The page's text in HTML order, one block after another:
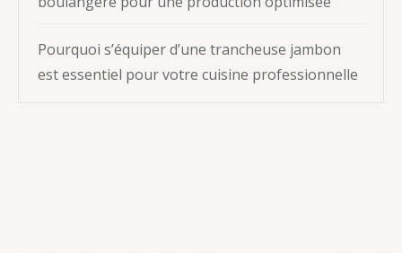
Pourquoi s’équiper d’une trancheuse jambon
est essentiel pour votre cuisine professionnelle